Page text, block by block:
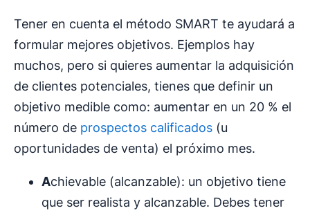
Tener en cuenta el método SMART te ayudará a
formular mejores objetivos. Ejemplos hay
muchos, pero si quieres aumentar la adquisición
de clientes potenciales, tienes que definir un
objetivo medible como: aumentar en un 20 % el
número de prospectos calificados (u
oportunidades de venta) el próximo mes.
Achievable (alcanzable): un objetivo tiene
que ser realista y alcanzable. Debes tener